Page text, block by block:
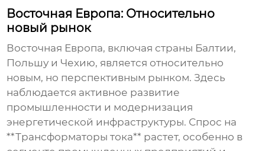
Восточная Европа: Относительно
новый рынок
Восточная Европа, включая страны Балтии,
Польшу и Чехию, является относительно
новым, но перспективным рынком. Здесь
наблюдается активное развитие
промышленности и модернизация
энергетической инфраструктуры. Спрос на
**Трансформаторы тока** растет, особенно в